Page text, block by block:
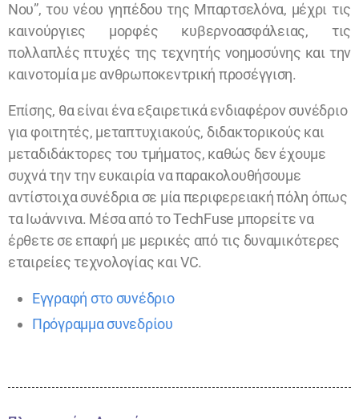
Νου”, του νέου γηπέδου της Μπαρτσελόνα, μέχρι τις
καινούργιες μορφές κυβερνοασφάλειας, τις
πολλαπλές πτυχές της τεχνητής νοημοσύνης και την
καινοτομία με ανθρωποκεντρική προσέγγιση.
Επίσης, θα είναι ένα εξαιρετικά ενδιαφέρον συνέδριο
για φοιτητές, μεταπτυχιακούς, διδακτορικούς και
μεταδιδάκτορες του τμήματος, καθώς δεν έχουμε
συχνά την την ευκαιρία να παρακολουθήσουμε
αντίστοιχα συνέδρια σε μία περιφερειακή πόλη όπως
τα Ιωάννινα. Μέσα από το TechFuse μπορείτε να
έρθετε σε επαφή με μερικές από τις δυναμικότερες
εταιρείες τεχνολογίας και VC.
Εγγραφή στο συνέδριο
Πρόγραμμα συνεδρίου